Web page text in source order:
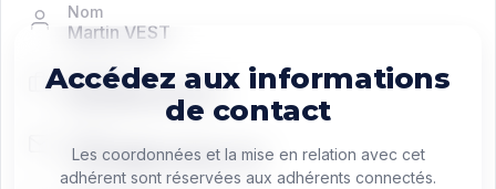
Nom
Martin VEST
Fonction
Managing director
contact@exemple.com
Accédez aux informations
de contact
Les coordonnées et la mise en relation avec cet
adhérent sont réservées aux adhérents connectés.